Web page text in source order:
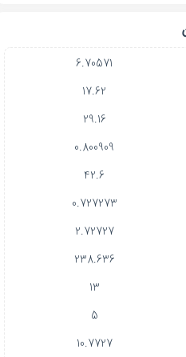
6.70571
17.62
29.16
0.800909
42.6
0.727273
2.72727
238.636
13
5
10.7727